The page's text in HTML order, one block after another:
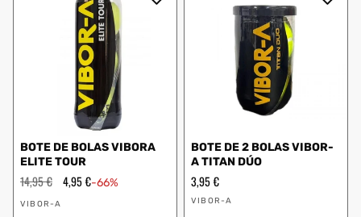
BOTE DE BOLAS VIBORA
ELITE TOUR
Precio
habitual
14,95 € Precio
de
4,95 €-66%
Proveedor:
VIBOR-A
BOTE DE 2 BOLAS VIBOR-
A TITAN DÚO
Precio
habitual
3,95 €
Proveedor:
VIBOR-A